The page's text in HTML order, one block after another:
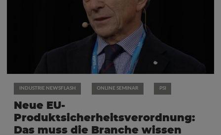
INDUSTRIE NEWSFLASH ONLINE SEMINAR PSI
Neue EU-
Produktsicherheitsverordnung:
Das muss die Branche wissen